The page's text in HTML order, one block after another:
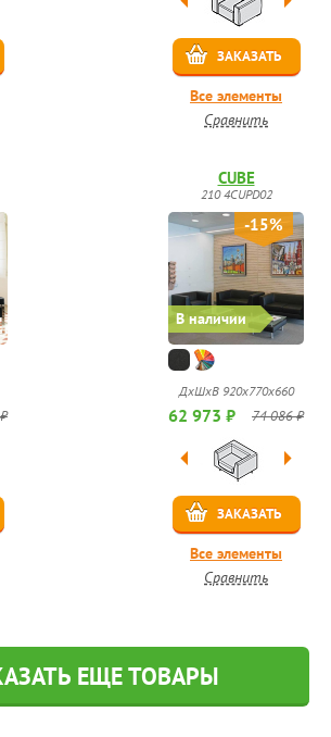
ЗАКАЗАТЬ
Все элементы
Сравнить
В наличии
-15%
CUBE
210 4CUPD02
ДхШхВ 920х770х660
62 973 ₽ 74 086 ₽
ЗАКАЗАТЬ
Все элементы
Сравнить
ЕЩЕ ТОВАРЫ